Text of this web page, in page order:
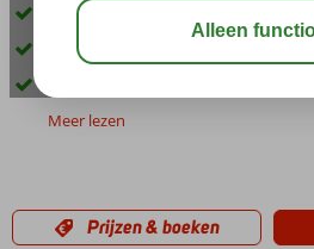
Ideaal gelegen in het centrum
Ruime appartementen met airco
Meer lezen
Prijzen & boeken